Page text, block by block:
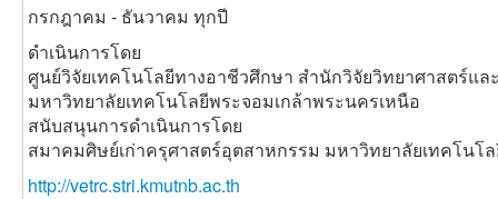
กรกฎาคม - ธันวาคม ทุกปี
ดำเนินการโดย
ศูนย์วิจัยเทคโนโลยีทางอาชีวศึกษา สำนักวิจัยวิทยาศาสตร์แล
มหาวิทยาลัยเทคโนโลยีพระจอมเกล้าพระนครเหนือ
สนับสนุนการดำเนินการโดย
สมาคมศิษย์เก่าครุศาสตร์อุตสาหกรรม มหาวิทยาลัยเทคโนโ
http://vetrc.stri.kmutnb.ac.th